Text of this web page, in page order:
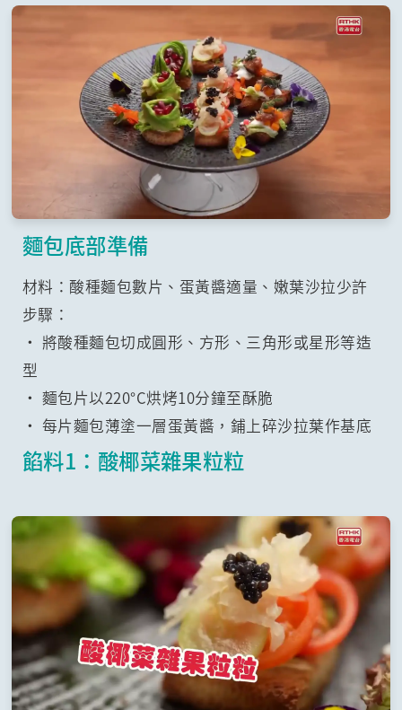
麵包底部準備
材料：酸種麵包數片、蛋黃醬適量、嫩葉沙拉少許
步驟：
• 將酸種麵包切成圓形、方形、三角形或星形等造
型
• 麵包片以220°C烘烤10分鐘至酥脆
• 每片麵包薄塗一層蛋黃醬，鋪上碎沙拉葉作基底
餡料1：酸椰菜雜果粒粒